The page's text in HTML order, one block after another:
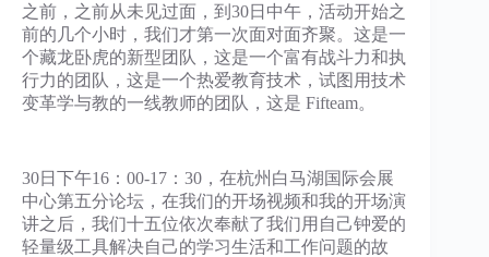
之前，之前从未见过面，到30日中午，活动开始之
前的几个小时，我们才第一次面对面齐聚。这是一
个藏龙卧虎的新型团队，这是一个富有战斗力和执
行力的团队，这是一个热爱教育技术，试图用技术
变革学与教的一线教师的团队，这是 Fifteam。
30日下午16：00-17：30，在杭州白马湖国际会展
中心第五分论坛，在我们的开场视频和我的开场演
讲之后，我们十五位依次奉献了我们用自己钟爱的
轻量级工具解决自己的学习生活和工作问题的故